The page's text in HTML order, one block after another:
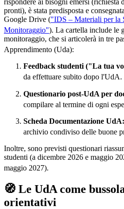
pronti), è stata predisposta e
Google Drive ("IDS – Materiali per la
Monitoraggio"). La cartella include le
monitoraggio, che si articolerà in tre
Apprendimento (Uda):
Feedback studenti ("La tua
da effettuare subito dopo l'UdA.
Questionario post-UdA per
compilare al termine di ogni
Scheda Documentazione UdA:
archivio condiviso delle buone
Inoltre, sono previsti questionari
studenti (a dicembre 2026 e maggio
maggio 2027).
🧭 Le UdA come
orientativi